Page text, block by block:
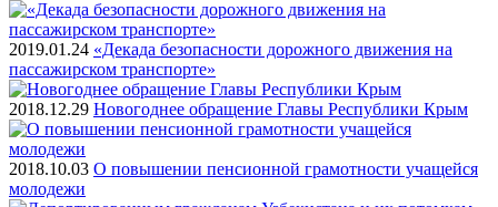
2019.01.24 «Декада безопасности дорожного движения на
пассажирском транспорте»
2018.12.29 Новогоднее обращение Главы Республики Крым
2018.10.03 О повышении пенсионной грамотности учащейся
молодежи